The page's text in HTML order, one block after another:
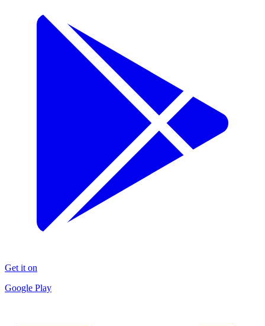
Get it on
Google Play